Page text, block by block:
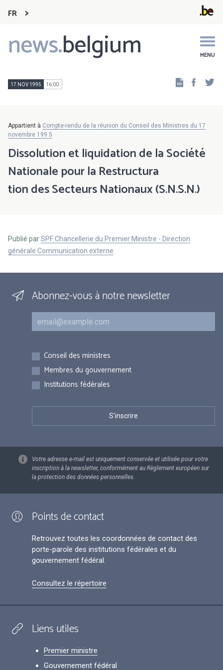
FR
news.belgium MENU
Main
navigation
17 NOV 1995 16:00
Appartient à Compte-rendu de la réunion du Conseil des Ministres du 17
novembre 199 5
Dissolution et liquidation de la Société
Nationale pour la Restructura
tion des Secteurs Nationaux (S.N.S.N.)
Publié parSPF Chancellerie du Premier Ministre - Direction
générale Communication externe
Abonnez-vous à notre newsletter
Courriel
Inscriptions
Conseil des ministres
Membres du gouvernement
Institutions fédérales
Votre adresse e-mail est uniquement conservée et utilisée pour votre
inscription à la newsletter, conformément au Règlement européen sur
la protection des données personnelles.
Points de contact
Retrouvez toutes les coordonnées de contact des
porte-parole des institutions fédérales et du
gouvernement fédéral.
Consultez le répertoire
Liens utiles
Premier ministre
Gouvernement fédéral